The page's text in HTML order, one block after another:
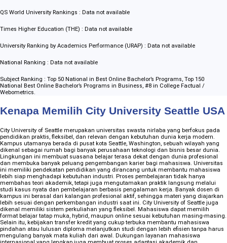
QS World University Rankings : Data not available
Times Higher Education (THE) : Data not available
University Ranking by Academics Performance (URAP) : Data not available
National Ranking : Data not available
Subject Ranking : Top 50 National in Best Online Bachelor’s Programs, Top 150
National Best Online Bachelor’s Programs in Business, #8 in College Factual /
Webometrics.
Kenapa Memilih City University Seattle USA
City University of Seattle merupakan universitas swasta nirlaba yang berfokus pada
pendidikan praktis, fleksibel, dan relevan dengan kebutuhan dunia kerja modern.
Kampus utamanya berada di pusat kota Seattle, Washington, sebuah wilayah yang
dikenal sebagai rumah bagi banyak perusahaan teknologi dan bisnis besar dunia.
Lingkungan ini membuat suasana belajar terasa dekat dengan dunia profesional
dan membuka banyak peluang pengembangan karier bagi mahasiswa. Universitas
ini memiliki pendekatan pendidikan yang dirancang untuk membantu mahasiswa
lebih siap menghadapi kebutuhan industri. Proses pembelajaran tidak hanya
membahas teori akademik, tetapi juga mengutamakan praktik langsung melalui
studi kasus nyata dan pembelajaran berbasis pengalaman kerja. Banyak dosen di
kampus ini berasal dari kalangan profesional aktif, sehingga materi yang diajarkan
lebih sesuai dengan perkembangan industri saat ini. City University of Seattle juga
dikenal memiliki sistem perkuliahan yang fleksibel. Mahasiswa dapat memilih
format belajar tatap muka, hybrid, maupun online sesuai kebutuhan masing-masing.
Selain itu, kebijakan transfer kredit yang cukup terbuka membantu mahasiswa
pindahan atau lulusan diploma melanjutkan studi dengan lebih efisien tanpa harus
mengulang banyak mata kuliah dari awal. Dukungan layanan mahasiswa